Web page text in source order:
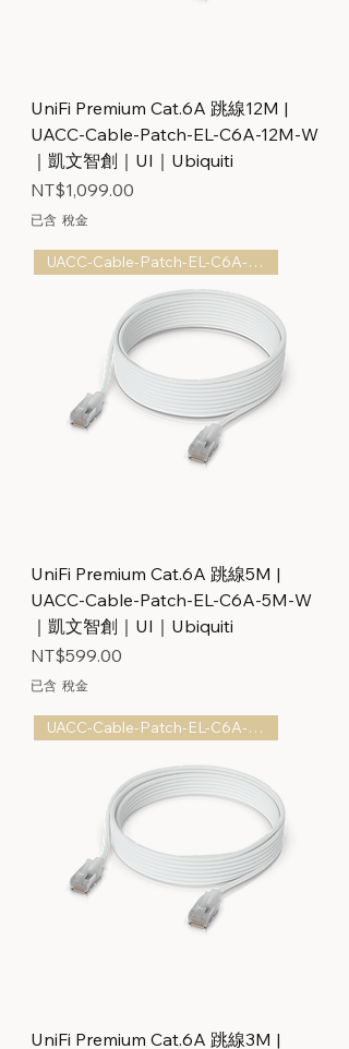
UniFi Premium Cat.6A 跳線12M |
UACC-Cable-Patch-EL-C6A-12M-W
｜凱文智創｜UI｜Ubiquiti
價格
NT$1,099.00
已含 稅金
UACC-Cable-Patch-EL-C6A-5M-W
UniFi Premium Cat.6A 跳線5M |
UACC-Cable-Patch-EL-C6A-5M-W
｜凱文智創｜UI｜Ubiquiti
價格
NT$599.00
已含 稅金
UACC-Cable-Patch-EL-C6A-3M-W
UniFi Premium Cat.6A 跳線3M |